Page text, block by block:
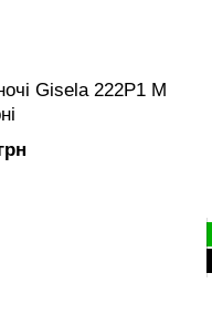
Gisela 222P1 M